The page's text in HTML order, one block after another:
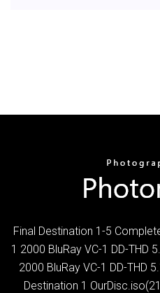
Final Destination 1-5
1 2000 BluRay VC-1 DD-THD
2000 BluRay VC-1 DD-THD
Destination 1